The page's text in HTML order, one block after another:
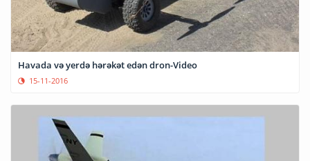
Havada və yerdə hərəkət edən dron-Video
15-11-2016